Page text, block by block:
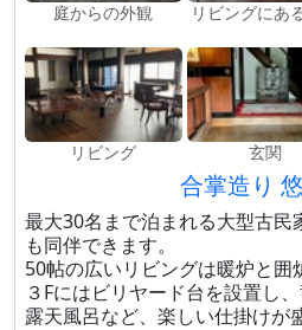
庭からの外観 リビングにあ
リビング 玄関
合掌造り
最大30名まで泊まれる大型古民
も同伴できます。
50帖の広いリビングは暖炉と囲
３Fにはビリヤード台を設置し
露天風呂など、楽しい仕掛けが